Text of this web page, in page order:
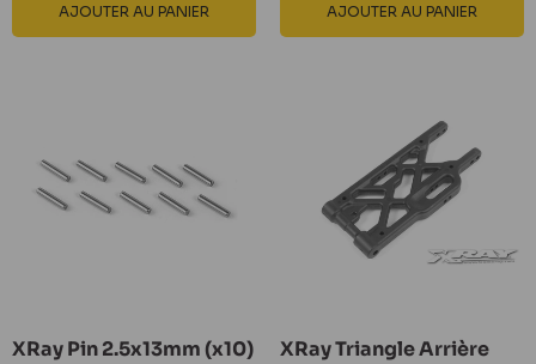
AJOUTER AU PANIER AJOUTER AU PANIER
XRay Pin 2.5x13mm (x10)
XRay Triangle Arrière